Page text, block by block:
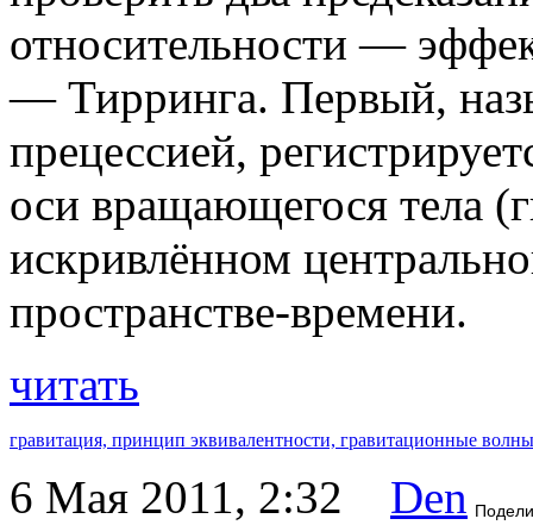
относительности —
— Тирринга. Первый,
прецессией,
оси вращающегося тела
искривлённом
пространстве-времени.
читать
гравитация, принцип эквивалентности, гравитационные
6 Мая 2011, 2:32 Den